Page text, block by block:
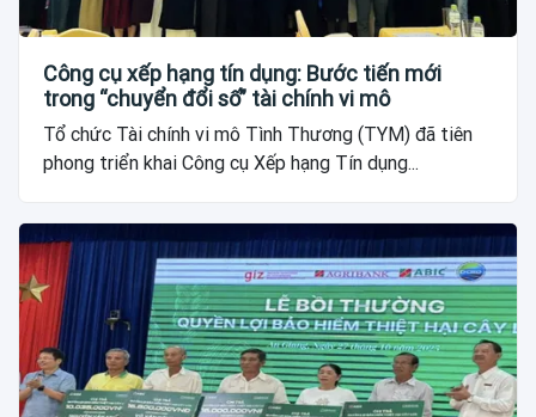
Công cụ xếp hạng tín dụng: Bước tiến mới
trong “chuyển đổi số” tài chính vi mô
Tổ chức Tài chính vi mô Tình Thương (TYM) đã tiên
phong triển khai Công cụ Xếp hạng Tín dụng...